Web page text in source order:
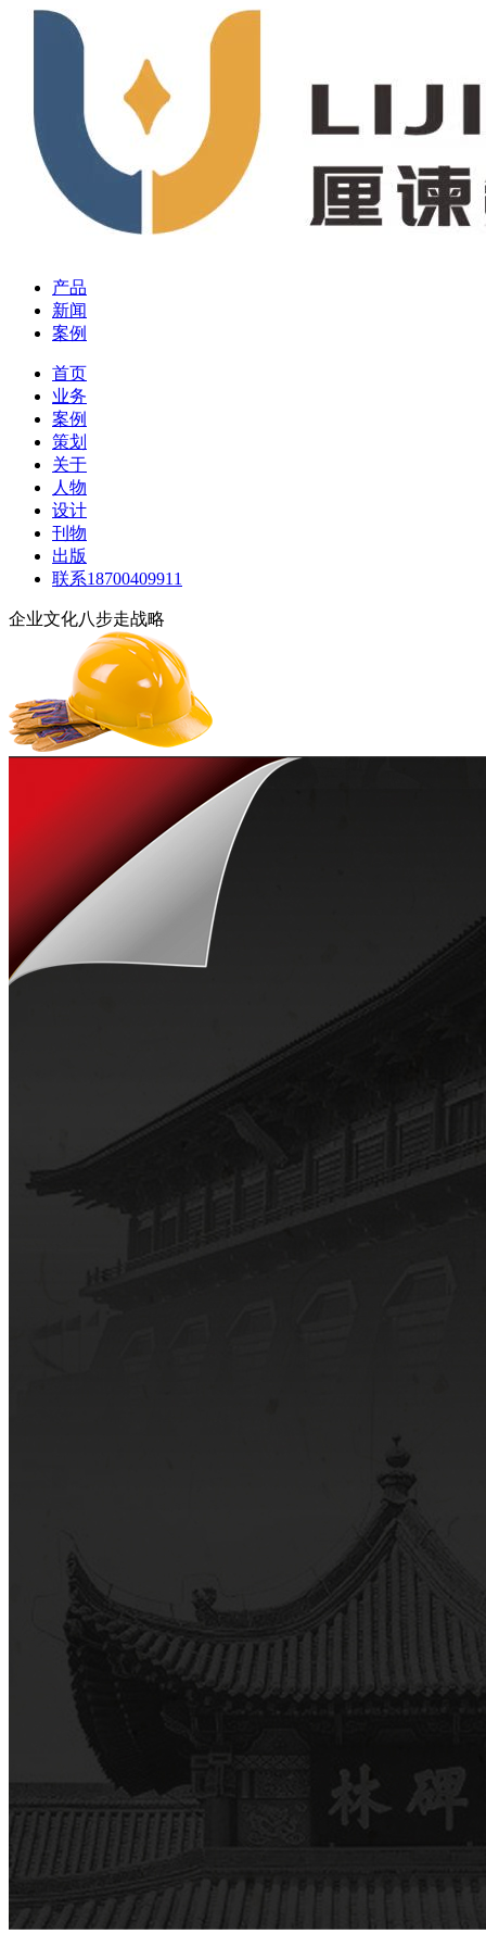
产品
新闻
案例
首页
业务
案例
策划
关于
人物
设计
刊物
出版
联系18700409911
企业文化八步走战略